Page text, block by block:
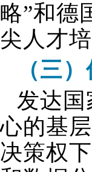
略”和德
尖人才培
（三
发达
心的基
决策权